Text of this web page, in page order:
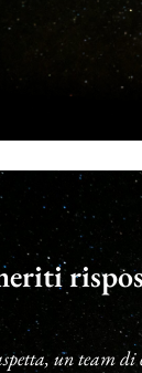
un team